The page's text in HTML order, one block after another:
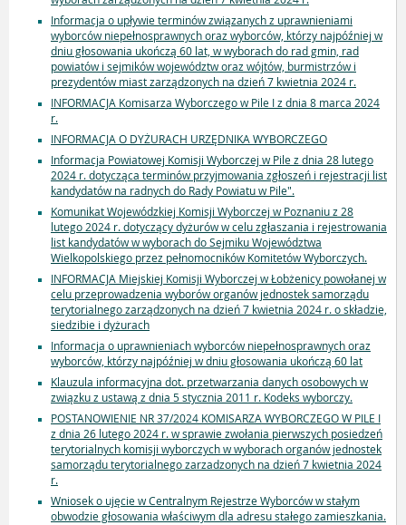
Informacja o upływie terminów związanych z uprawnieniami
wyborców niepełnosprawnych oraz wyborców, którzy najpóźniej w
dniu głosowania ukończą 60 lat, w wyborach do rad gmin, rad
powiatów i sejmików województw oraz wójtów, burmistrzów i
prezydentów miast zarządzonych na dzień 7 kwietnia 2024 r.
INFORMACJA Komisarza Wyborczego w Pile I z dnia 8 marca 2024
r.
INFORMACJA O DYŻURACH URZĘDNIKA WYBORCZEGO
Informacja Powiatowej Komisji Wyborczej w Pile z dnia 28 lutego
2024 r. dotycząca terminów przyjmowania zgłoszeń i rejestracji list
kandydatów na radnych do Rady Powiatu w Pile".
Komunikat Wojewódzkiej Komisji Wyborczej w Poznaniu z 28
lutego 2024 r. dotyczący dyżurów w celu zgłaszania i rejestrowania
list kandydatów w wyborach do Sejmiku Województwa
Wielkopolskiego przez pełnomocników Komitetów Wyborczych.
INFORMACJA Miejskiej Komisji Wyborczej w Łobżenicy powołanej w
celu przeprowadzenia wyborów organów jednostek samorządu
terytorialnego zarządzonych na dzień 7 kwietnia 2024 r. o składzie,
siedzibie i dyżurach
Informacja o uprawnieniach wyborców niepełnosprawnych oraz
wyborców, którzy najpóźniej w dniu głosowania ukończą 60 lat
Klauzula informacyjna dot. przetwarzania danych osobowych w
związku z ustawą z dnia 5 stycznia 2011 r. Kodeks wyborczy.
POSTANOWIENIE NR 37/2024 KOMISARZA WYBORCZEGO W PILE I
z dnia 26 lutego 2024 r. w sprawie zwołania pierwszych posiedzeń
terytorialnych komisji wyborczych w wyborach organów jednostek
samorządu terytorialnego zarzadzonych na dzień 7 kwietnia 2024
r.
Wniosek o ujęcie w Centralnym Rejestrze Wyborców w stałym
obwodzie głosowania właściwym dla adresu stałego zamieszkania.